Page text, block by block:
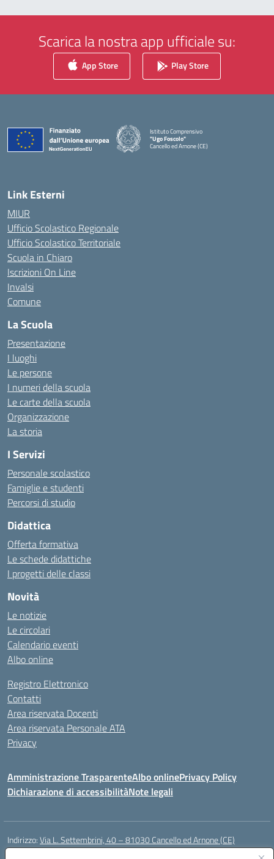
Scarica la nostra app ufficiale su:
App Store Play Store
Istituto Comprensivo
"Ugo Foscolo"
Cancello ed Arnone (CE)
Link Esterni
MIUR
Ufficio Scolastico Regionale
Ufficio Scolastico Territoriale
Scuola in Chiaro
Iscrizioni On Line
Invalsi
Comune
La Scuola
Presentazione
I luoghi
Le persone
I numeri della scuola
Le carte della scuola
Organizzazione
La storia
I Servizi
Personale scolastico
Famiglie e studenti
Percorsi di studio
Didattica
Offerta formativa
Le schede didattiche
I progetti delle classi
Novità
Le notizie
Le circolari
Calendario eventi
Albo online
Registro Elettronico
Contatti
Area riservata Docenti
Area riservata Personale ATA
Privacy
Amministrazione TrasparenteAlbo onlinePrivacy Policy
Dichiarazione di accessibilitàNote legali
Indirizzo:Via L. Settembrini, 40 – 81030 Cancello ed Arnone (CE)
Centralino: